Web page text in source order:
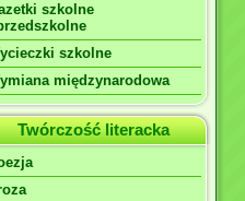
szkolne
szkolne
międzynarodowa
Twórczość literacka